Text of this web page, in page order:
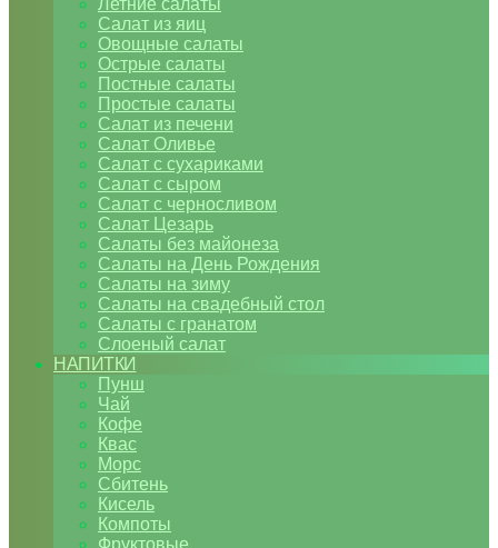
Летние салаты
Салат из яиц
Овощные салаты
Острые салаты
Постные салаты
Простые салаты
Салат из печени
Салат Оливье
Салат с сухариками
Салат с сыром
Салат с черносливом
Салат Цезарь
Салаты без майонеза
Салаты на День Рождения
Салаты на зиму
Салаты на свадебный стол
Салаты с гранатом
Слоеный салат
НАПИТКИ
Пунш
Чай
Кофе
Квас
Морс
Сбитень
Кисель
Компоты
Фруктовые